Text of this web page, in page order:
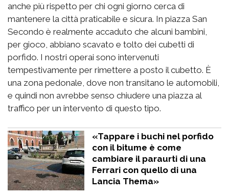
anche più rispetto per chi ogni giorno cerca di
mantenere la città praticabile e sicura. In piazza San
Secondo è realmente accaduto che alcuni bambini,
per gioco, abbiano scavato e tolto dei cubetti di
porfido. I nostri operai sono intervenuti
tempestivamente per rimettere a posto il cubetto. È
una zona pedonale, dove non transitano le automobili,
e quindi non avrebbe senso chiudere una piazza al
traffico per un intervento di questo tipo.
«Tappare i buchi nel porfido
con il bitume è come
cambiare il paraurti di una
Ferrari con quello di una
Lancia Thema»